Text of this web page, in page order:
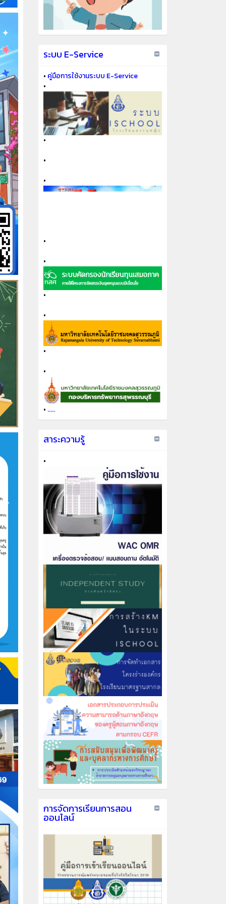
ระบบ E-Service
• คู่มือการใช้งานระบบ E-Service
•
•
•
•
•
•
•
•.....
สาระความรู้
•